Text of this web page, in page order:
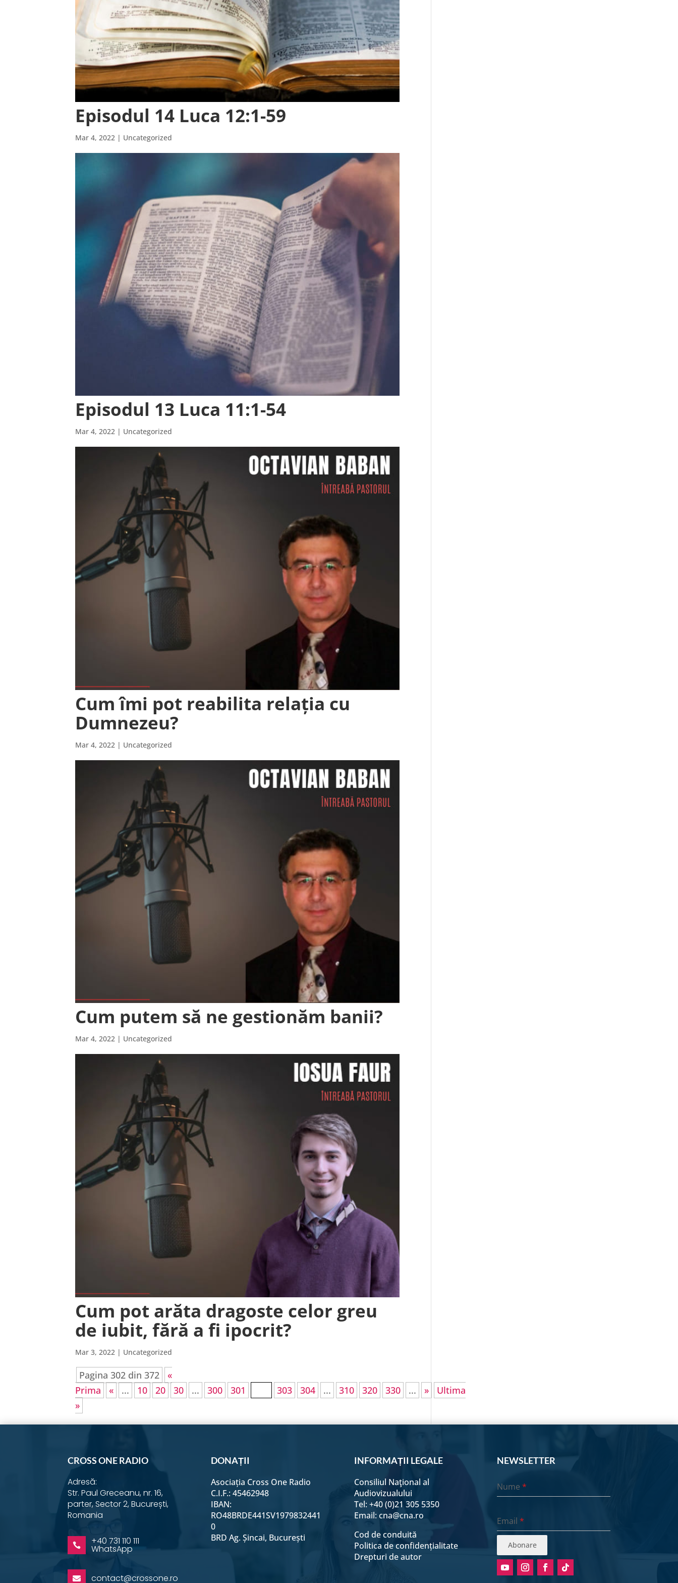
Episodul 14 Luca 12:1-59
Mar 4, 2022 | Uncategorized
Episodul 13 Luca 11:1-54
Mar 4, 2022 | Uncategorized
Cum îmi pot reabilita relația cu
Dumnezeu?
Mar 4, 2022 | Uncategorized
Cum putem să ne gestionăm banii?
Mar 4, 2022 | Uncategorized
Cum pot arăta dragoste celor greu
de iubit, fără a fi ipocrit?
Mar 3, 2022 | Uncategorized
Pagina 302 din 372
«
Prima
« ... 10 20 30 ... 300 301 303 304 ... 310 320 330 ... »
Ultima
»
CROSS ONE RADIO
Adresă:
Str. Paul Greceanu, nr. 16,
parter, Sector 2, București,
Romania
 +40 731 110 111
WhatsApp
 contact@crossone.ro
DONAȚII
Asociația Cross One Radio
C.I.F.: 45462948
IBAN:
RO48BRDE441SV1979832441
0
BRD Ag. Șincai, București
INFORMAȚII LEGALE
Consiliul Naţional al
Audiovizualului
Tel: +40 (0)21 305 5350
Email:cna@cna.ro
Cod de conduită
Politica de confidențialitate
Drepturi de autor
NEWSLETTER
Nume*
Email*
Abonare